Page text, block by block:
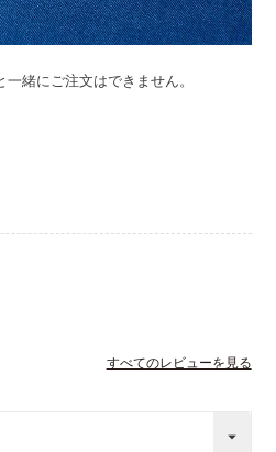
緒にご注文はできません。
すべてのレビューを見る